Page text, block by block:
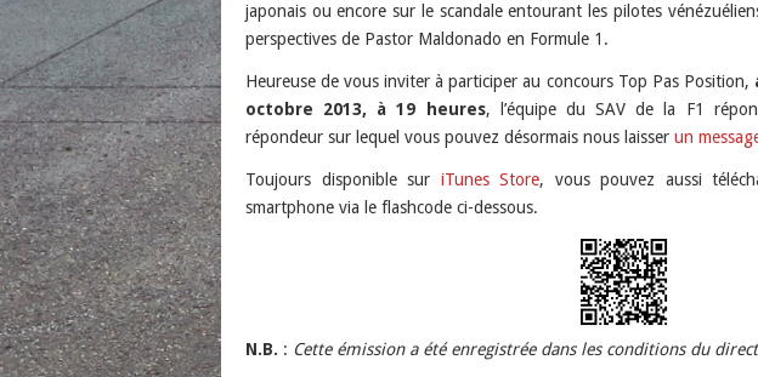
japonais ou encore sur le scandale entourant les pilotes
perspectives de Pastor Maldonado en Formule 1.
Heureuse de vous inviter à participer au concours Top Pas Position,
octobre 2013, à 19 heures, l’équipe du SAV de la F1
répondeur sur lequel vous pouvez désormais nous laisser un
Toujours disponible sur iTunes Store, vous pouvez aussi
smartphone via le flashcode ci-dessous.
N.B. : Cette émission a été enregistrée dans les conditions du